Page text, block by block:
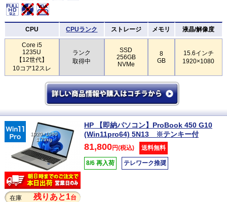
CPU CPUランク ストレージ メモリ 液晶/解像度
Core i5
1235U
【12世代】
10コア12スレ
ランク
取得中
SSD
256GB
NVMe
8
GB
15.6インチ
1920×1080
1920×1080
1.79kg
在庫 残りあと1台
HP 【即納パソコン】ProBook 450 G10
(Win11pro64) 5N13 ※テンキー付
81,800円(税込) 送料無料
8/6 再入荷 テレワーク推奨